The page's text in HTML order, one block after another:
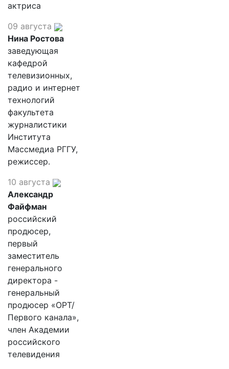
актриса
09 августа
Нина Ростова
заведующая
кафедрой
телевизионных,
радио и интернет
технологий
факультета
журналистики
Института
Массмедиа РГГУ,
режиссер.
10 августа
Александр
Файфман
российский
продюсер,
первый
заместитель
генерального
директора -
генеральный
продюсер «ОРТ/
Первого канала»,
член Академии
российского
телевидения